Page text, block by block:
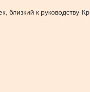
к руководству